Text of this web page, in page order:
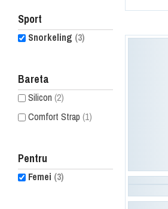
Sport
Snorkeling (3)
Bareta
Silicon (2)
Comfort Strap (1)
Pentru
Femei (3)